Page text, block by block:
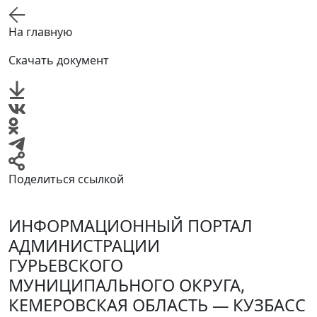
На главную
Скачать документ
Поделиться ссылкой
ИНФОРМАЦИОННЫЙ ПОРТАЛ
АДМИНИСТРАЦИИ
ГУРЬЕВСКОГО
МУНИЦИПАЛЬНОГО ОКРУГА,
КЕМЕРОВСКАЯ ОБЛАСТЬ — КУЗБАСС